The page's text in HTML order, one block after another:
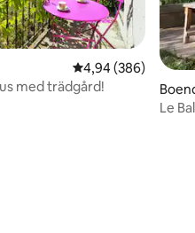
97 omdömen4,94 av 5 i
4,94 (386)
med trädgård!
Le